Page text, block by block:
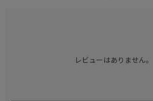
レビューはありません。